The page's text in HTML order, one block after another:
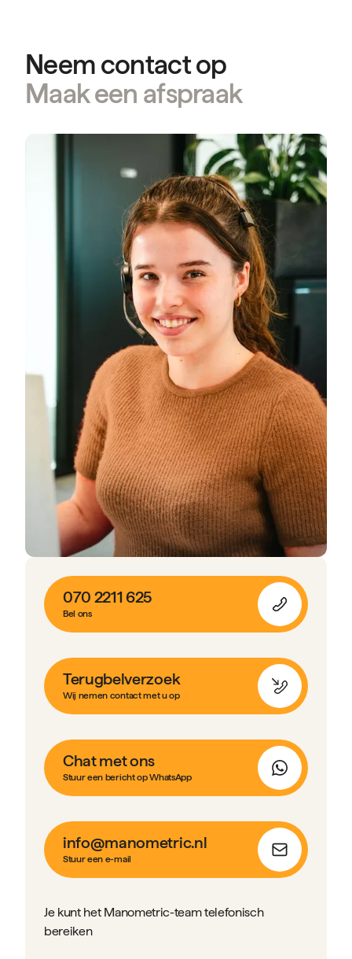
Neem contact op
Maak een afspraak
070 2211 625
Bel ons
Terugbelverzoek
Wij nemen contact met u op
Chat met ons
Stuur een bericht op WhatsApp
info@manometric.nl
Stuur een e-mail
Je kunt het Manometric-team telefonisch
bereiken